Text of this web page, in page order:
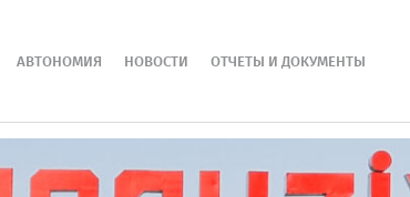
АВТОНОМИЯ НОВОСТИ ОТЧЕТЫ И ДОКУМЕНТЫ